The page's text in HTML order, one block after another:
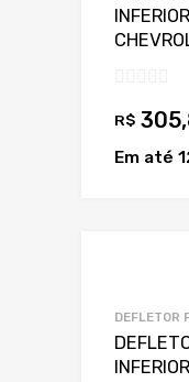
R$
Em até
DEFLETOR